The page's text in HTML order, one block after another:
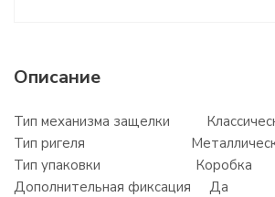
Описание
Тип механизма защелки
Тип ригеля
Тип упаковки Коробка
Дополнительная фиксация Да